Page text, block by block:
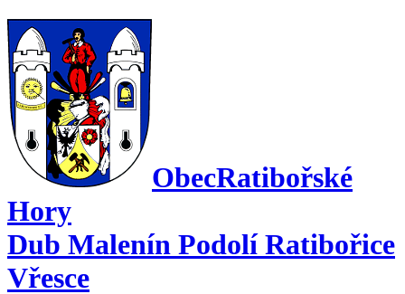
ObecRatibořské
Hory
Dub Malenín Podolí Ratibořice
Vřesce